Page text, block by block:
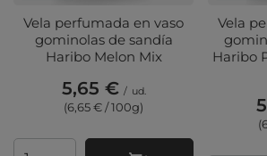
Vela perfumada en vaso
gominolas de sandía
Haribo Melon Mix
5,65 € / ud.
(6,65 € / 100g)
Vela
Haribo